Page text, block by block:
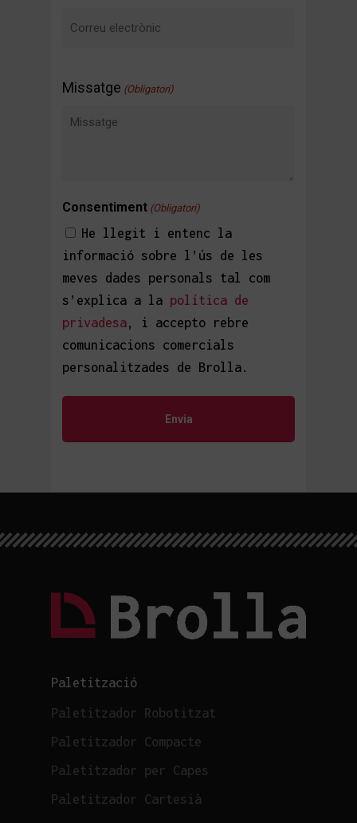
Missatge (Obligatori)
Consentiment (Obligatori)
He llegit i entenc la
informació sobre l’ús de les
meves dades personals tal com
s’explica a la política de
privadesa, i accepto rebre
comunicacions comercials
personalitzades de Brolla.
Paletització
Paletitzador Robotitzat
Paletitzador Compacte
Paletitzador per Capes
Paletitzador Cartesià